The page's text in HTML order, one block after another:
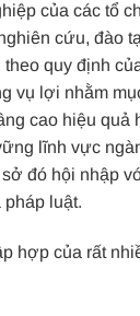
của các tổ
cứu, đào
quy định
vụ lợi nhằm
cao hiệu
lĩnh vực
đó hội nhập
luật.
hợp của rất